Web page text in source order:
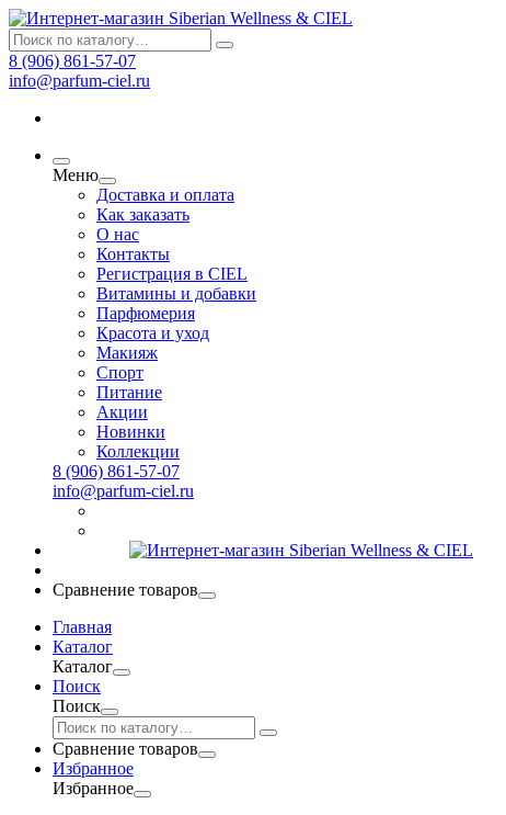
8 (906) 861-57-07
info@parfum-ciel.ru
Меню
Доставка и оплата
Как заказать
О нас
Контакты
Регистрация в CIEL
Витамины и добавки
Парфюмерия
Красота и уход
Макияж
Спорт
Питание
Акции
Новинки
Коллекции
8 (906) 861-57-07
info@parfum-ciel.ru
Сравнение товаров
Главная
Каталог
Каталог
Поиск
Поиск
Сравнение товаров
Избранное
Избранное